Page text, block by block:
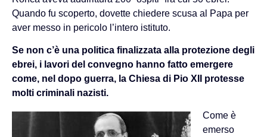
Quando fu scoperto, dovette chiedere scusa al Papa per
aver messo in pericolo l’intero istituto.
Se non c’è una politica finalizzata alla protezione degli
ebrei, i lavori del convegno hanno fatto emergere
come, nel dopo guerra, la Chiesa di Pio XII protesse
molti criminali nazisti.
Come è
emerso